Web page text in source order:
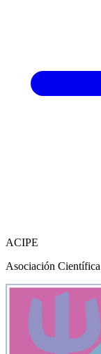
ACIPE
Asociación